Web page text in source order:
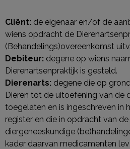
Cliënt: de eigenaar en/of de
wiens opdracht de
(Behandelings)overeenkomst
Debiteur: degene op wiens
Dierenartsenpraktijk is gesteld.
Dierenarts: degene die op
Dieren tot de uitoefening van de
toegelaten en is ingeschreven in
register en die in opdracht van
diergeneeskundige
kader daarvan medicamenten